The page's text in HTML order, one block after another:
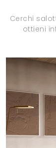
Cerchi
ottieni